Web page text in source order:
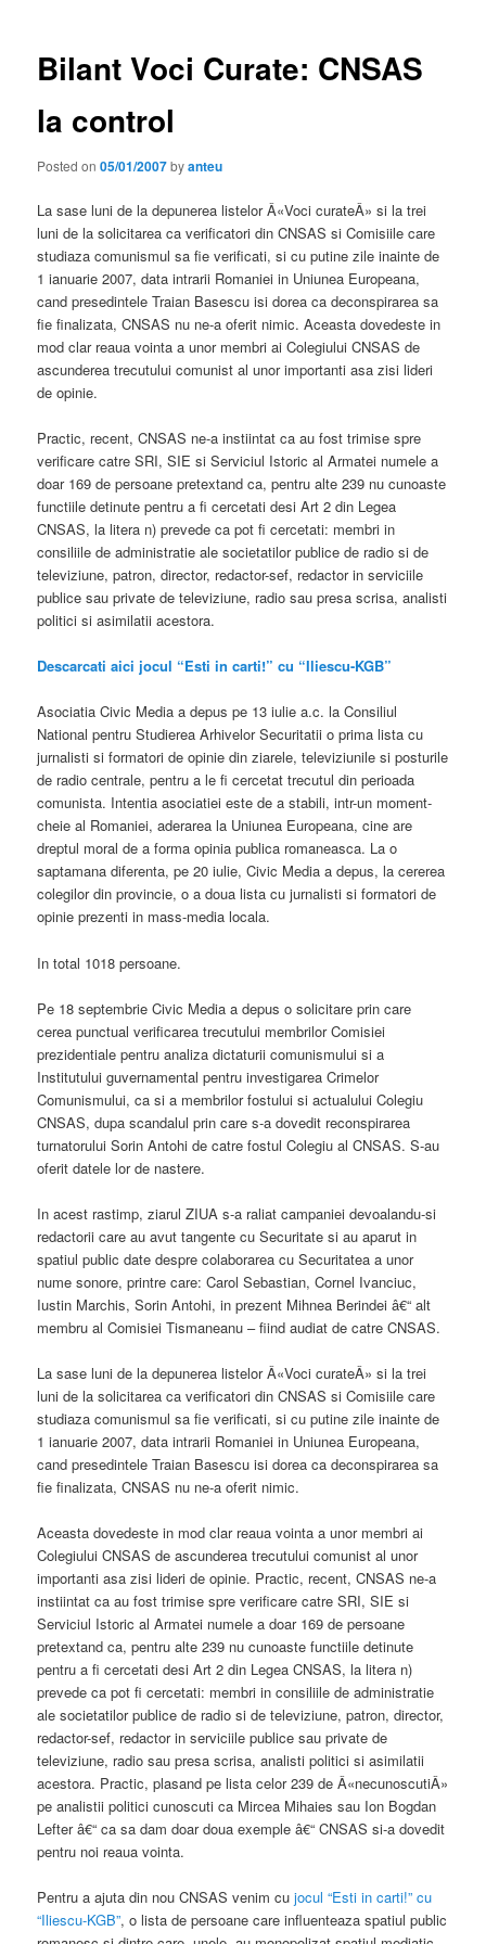
Bilant Voci Curate: CNSAS
la control
Posted on05/01/2007byanteu
La sase luni de la depunerea listelor Â«Voci curateÂ» si la trei
luni de la solicitarea ca verificatori din CNSAS si Comisiile care
studiaza comunismul sa fie verificati, si cu putine zile inainte de
1 ianuarie 2007, data intrarii Romaniei in Uniunea Europeana,
cand presedintele Traian Basescu isi dorea ca deconspirarea sa
fie finalizata, CNSAS nu ne-a oferit nimic. Aceasta dovedeste in
mod clar reaua vointa a unor membri ai Colegiului CNSAS de
ascunderea trecutului comunist al unor importanti asa zisi lideri
de opinie.
Practic, recent, CNSAS ne-a instiintat ca au fost trimise spre
verificare catre SRI, SIE si Serviciul Istoric al Armatei numele a
doar 169 de persoane pretextand ca, pentru alte 239 nu cunoaste
functiile detinute pentru a fi cercetati desi Art 2 din Legea
CNSAS, la litera n) prevede ca pot fi cercetati: membri in
consiliile de administratie ale societatilor publice de radio si de
televiziune, patron, director, redactor-sef, redactor in serviciile
publice sau private de televiziune, radio sau presa scrisa, analisti
politici si asimilatii acestora.
Descarcati aici jocul “Esti in carti!” cu “Iliescu-KGB”
Asociatia Civic Media a depus pe 13 iulie a.c. la Consiliul
National pentru Studierea Arhivelor Securitatii o prima lista cu
jurnalisti si formatori de opinie din ziarele, televiziunile si posturile
de radio centrale, pentru a le fi cercetat trecutul din perioada
comunista. Intentia asociatiei este de a stabili, intr-un moment-
cheie al Romaniei, aderarea la Uniunea Europeana, cine are
dreptul moral de a forma opinia publica romaneasca. La o
saptamana diferenta, pe 20 iulie, Civic Media a depus, la cererea
colegilor din provincie, o a doua lista cu jurnalisti si formatori de
opinie prezenti in mass-media locala.
In total 1018 persoane.
Pe 18 septembrie Civic Media a depus o solicitare prin care
cerea punctual verificarea trecutului membrilor Comisiei
prezidentiale pentru analiza dictaturii comunismului si a
Institutului guvernamental pentru investigarea Crimelor
Comunismului, ca si a membrilor fostului si actualului Colegiu
CNSAS, dupa scandalul prin care s-a dovedit reconspirarea
turnatorului Sorin Antohi de catre fostul Colegiu al CNSAS. S-au
oferit datele lor de nastere.
In acest rastimp, ziarul ZIUA s-a raliat campaniei devoalandu-si
redactorii care au avut tangente cu Securitate si au aparut in
spatiul public date despre colaborarea cu Securitatea a unor
nume sonore, printre care: Carol Sebastian, Cornel Ivanciuc,
Iustin Marchis, Sorin Antohi, in prezent Mihnea Berindei â€“ alt
membru al Comisiei Tismaneanu – fiind audiat de catre CNSAS.
La sase luni de la depunerea listelor Â«Voci curateÂ» si la trei
luni de la solicitarea ca verificatori din CNSAS si Comisiile care
studiaza comunismul sa fie verificati, si cu putine zile inainte de
1 ianuarie 2007, data intrarii Romaniei in Uniunea Europeana,
cand presedintele Traian Basescu isi dorea ca deconspirarea sa
fie finalizata, CNSAS nu ne-a oferit nimic.
Aceasta dovedeste in mod clar reaua vointa a unor membri ai
Colegiului CNSAS de ascunderea trecutului comunist al unor
importanti asa zisi lideri de opinie. Practic, recent, CNSAS ne-a
instiintat ca au fost trimise spre verificare catre SRI, SIE si
Serviciul Istoric al Armatei numele a doar 169 de persoane
pretextand ca, pentru alte 239 nu cunoaste functiile detinute
pentru a fi cercetati desi Art 2 din Legea CNSAS, la litera n)
prevede ca pot fi cercetati: membri in consiliile de administratie
ale societatilor publice de radio si de televiziune, patron, director,
redactor-sef, redactor in serviciile publice sau private de
televiziune, radio sau presa scrisa, analisti politici si asimilatii
acestora. Practic, plasand pe lista celor 239 de Â«necunoscutiÂ»
pe analistii politici cunoscuti ca Mircea Mihaies sau Ion Bogdan
Lefter â€“ ca sa dam doar doua exemple â€“ CNSAS si-a dovedit
pentru noi reaua vointa.
Pentru a ajuta din nou CNSAS venim cujocul “Esti in carti!” cu
“Iliescu-KGB”, o lista de persoane care influenteaza spatiul public